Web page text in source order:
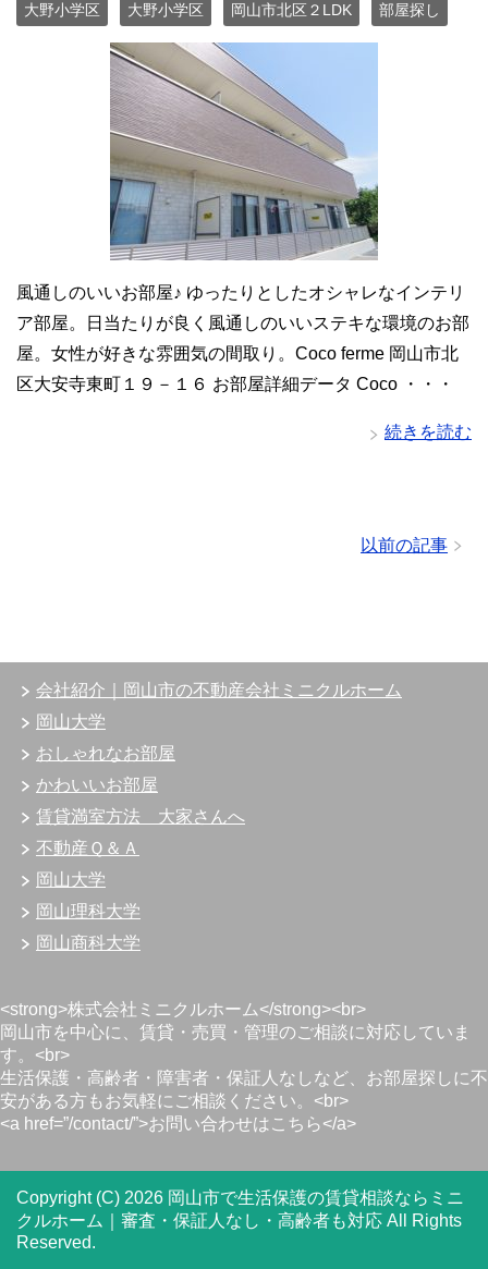
大野小学区 大野小学区 岡山市北区２LDK 部屋探し
風通しのいいお部屋♪ ゆったりとしたオシャレなインテリ
ア部屋。日当たりが良く風通しのいいステキな環境のお部
屋。女性が好きな雰囲気の間取り。Coco ferme 岡山市北
区大安寺東町１９－１６ お部屋詳細データ Coco ・・・
続きを読む
以前の記事
会社紹介｜岡山市の不動産会社ミニクルホーム
岡山大学
おしゃれなお部屋
かわいいお部屋
賃貸満室方法 大家さんへ
不動産Ｑ＆Ａ
岡山大学
岡山理科大学
岡山商科大学
<strong>株式会社ミニクルホーム</strong><br>
岡山市を中心に、賃貸・売買・管理のご相談に対応していま
す。<br>
生活保護・高齢者・障害者・保証人なしなど、お部屋探しに不
安がある方もお気軽にご相談ください。<br>
<a href=”/contact/”>お問い合わせはこちら</a>
Copyright (C) 2026 岡山市で生活保護の賃貸相談ならミニ
クルホーム｜審査・保証人なし・高齢者も対応 All Rights
Reserved.